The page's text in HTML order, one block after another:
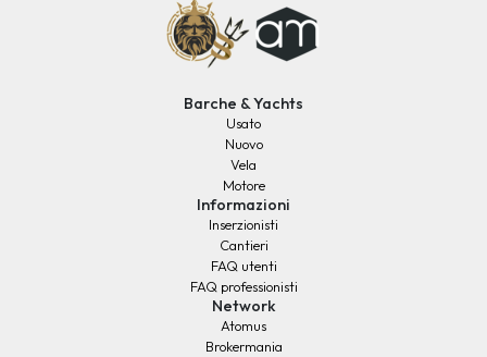
Barche & Yachts
Usato
Nuovo
Vela
Motore
Informazioni
Inserzionisti
Cantieri
FAQ utenti
FAQ professionisti
Network
Atomus
Brokermania